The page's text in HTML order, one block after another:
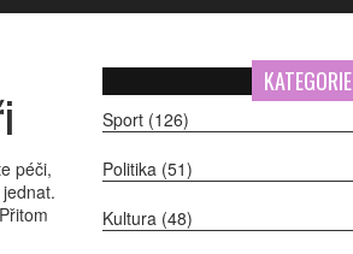
péči,
KATEGORIE
Sport (126)
Politika (51)
Kultura (48)